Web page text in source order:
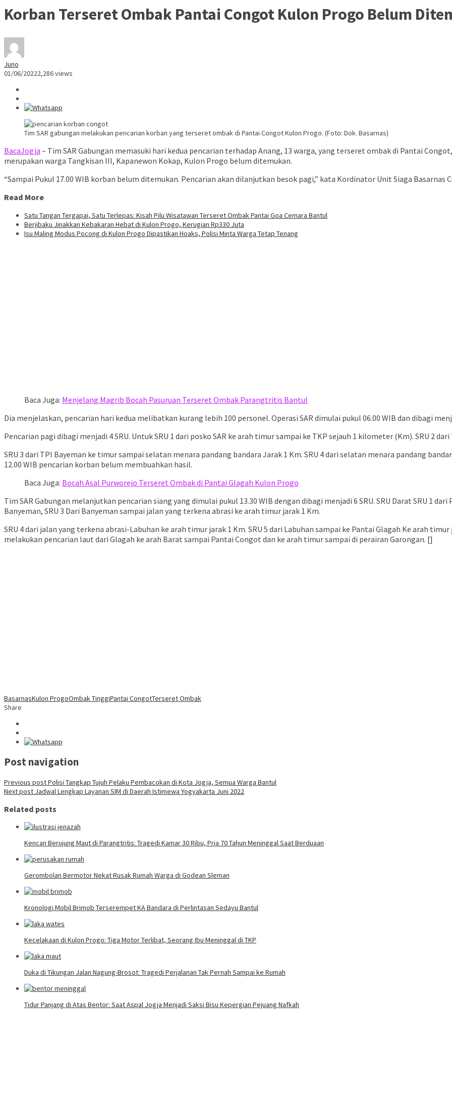
Korban Terseret Ombak Pantai Congot Kulon Progo Belum
Juno
01/06/20222,286 views
Tim SAR gabungan melakukan pencarian korban yang terseret ombak di Pantai Congot Kulon Progo. (Foto: Dok. Basarnas)
BacaJogja – Tim SAR Gabungan memasuki hari kedua pencarian terhadap Anang, 13 warga, yang terseret ombak di Pantai
merupakan warga Tangkisan III, Kapanewon Kokap, Kulon Progo belum ditemukan.
“Sampai Pukul 17.00 WIB korban belum ditemukan. Pencarian akan dilanjutkan besok pagi,” kata Kordinator Unit Siaga Basarnas
Read More
Satu Tangan Tergapai, Satu Terlepas: Kisah Pilu Wisatawan Terseret Ombak Pantai Goa Cemara Bantul
Berjibaku Jinakkan Kebakaran Hebat di Kulon Progo, Kerugian Rp330 Juta
Isu Maling Modus Pocong di Kulon Progo Dipastikan Hoaks, Polisi Minta Warga Tetap Tenang
Baca Juga: Menjelang Magrib Bocah Pasuruan Terseret Ombak Parangtritis Bantul
Dia menjelaskan, pencarian hari kedua melibatkan kurang lebih 100 personel. Operasi SAR dimulai pukul 06.00 WIB dan dibagi
Pencarian pagi dibagi menjadi 4 SRU. Untuk SRU 1 dari posko SAR ke arah timur sampai ke TKP sejauh 1 kilometer (Km). SRU 2
SRU 3 dari TPI Bayeman ke timur sampai selatan menara pandang bandara Jarak 1 Km. SRU 4 dari selatan menara pandang
12.00 WIB pencarian korban belum membuahkan hasil.
Baca Juga: Bocah Asal Purworejo Terseret Ombak di Pantai Glagah Kulon Progo
Tim SAR Gabungan melanjutkan pencarian siang yang dimulai pukul 13.30 WIB dengan dibagi menjadi 6 SRU. SRU Darat SRU 1
Banyeman, SRU 3 Dari Banyeman sampai jalan yang terkena abrasi ke arah timur jarak 1 Km.
SRU 4 dari jalan yang terkena abrasi-Labuhan ke arah timur jarak 1 Km. SRU 5 dari Labuhan sampai ke Pantai Glagah Ke arah
melakukan pencarian laut dari Glagah ke arah Barat sampai Pantai Congot dan ke arah timur sampai di perairan Garongan. []
BasarnasKulon ProgoOmbak TinggiPantai CongotTerseret Ombak
Share
Post navigation
Previous postPolisi Tangkap Tujuh Pelaku Pembacokan di Kota Jogja, Semua Warga Bantul
Next post Jadwal Lengkap Layanan SIM di Daerah Istimewa Yogyakarta Juni 2022
Related posts
Kencan Berujung Maut di Parangtritis: Tragedi Kamar 30 Ribu, Pria 70 Tahun Meninggal Saat Berduaan
Gerombolan Bermotor Nekat Rusak Rumah Warga di Godean Sleman
Kronologi Mobil Brimob Terserempet KA Bandara di Perlintasan Sedayu Bantul
Kecelakaan di Kulon Progo: Tiga Motor Terlibat, Seorang Ibu Meninggal di TKP
Duka di Tikungan Jalan Nagung-Brosot: Tragedi Perjalanan Tak Pernah Sampai ke Rumah
Tidur Panjang di Atas Bentor: Saat Aspal Jogja Menjadi Saksi Bisu Kepergian Pejuang Nafkah